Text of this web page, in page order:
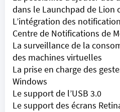
dans le Launchpad de Lion
L’intégration des
Centre de Notifications de
La surveillance de la
des machines virtuelles
La prise en charge des
Windows
Le support de l’USB 3.0
Le support des écrans